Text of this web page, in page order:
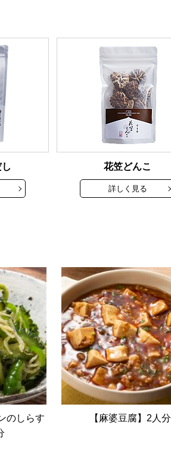
花笠どんこ
詳しく見る
のしらす
【麻婆豆腐】2人分